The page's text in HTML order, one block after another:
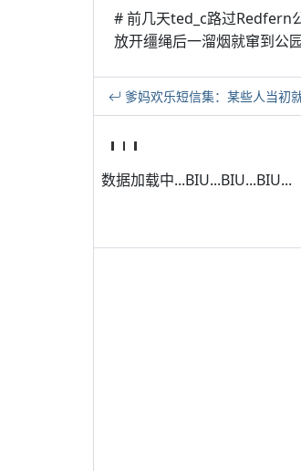
# 前几天ted_c路过Redfern
放开缰绳后一溜烟就窜到公
爹妈欢乐短信集：某些人当初
数据加载中...BIU...BIU...BIU...